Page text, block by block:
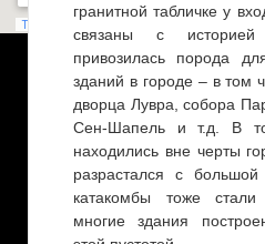
гранитной табличке у
связаны с
привозилась порода
зданий в городе – в том
дворца Лувра, собора
Сен-Шапель и т.д. В
находились вне черты
разрастался с
катакомбы тоже
многие здания